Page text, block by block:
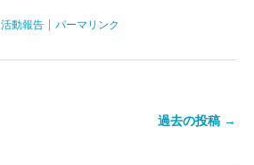
活動報告 パーマリンク
過去の投稿 →